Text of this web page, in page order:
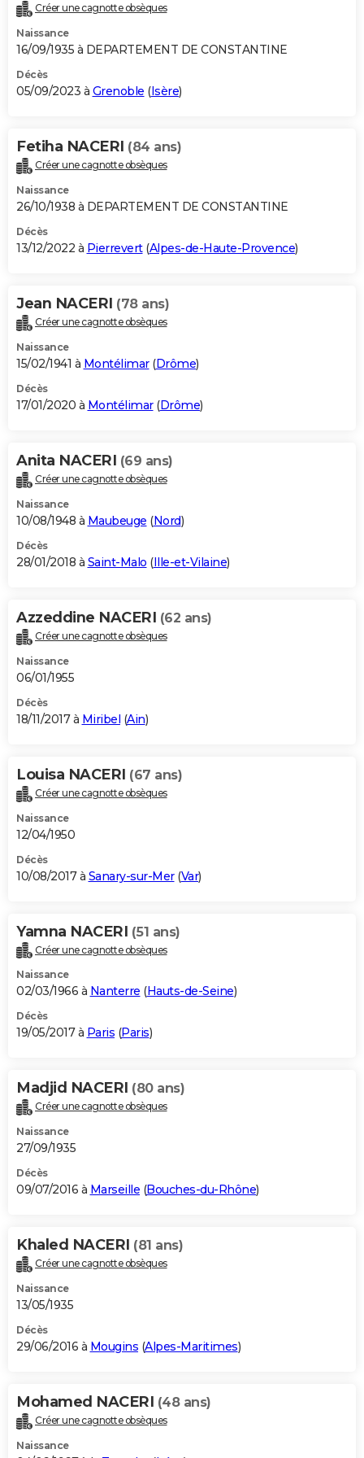
Créer une cagnotte obsèques
Naissance
16/09/1935 à DEPARTEMENT DE CONSTANTINE
Décès
05/09/2023 à Grenoble (Isère)
Fetiha NACERI (84 ans)
Créer une cagnotte obsèques
Naissance
26/10/1938 à DEPARTEMENT DE CONSTANTINE
Décès
13/12/2022 à Pierrevert(Alpes-de-Haute-Provence)
Jean NACERI (78 ans)
Créer une cagnotte obsèques
Naissance
15/02/1941 à Montélimar(Drôme)
Décès
17/01/2020 à Montélimar(Drôme)
Anita NACERI (69 ans)
Créer une cagnotte obsèques
Naissance
10/08/1948 à Maubeuge (Nord)
Décès
28/01/2018 à Saint-Malo (Ille-et-Vilaine)
Azzeddine NACERI (62 ans)
Créer une cagnotte obsèques
Naissance
06/01/1955
Décès
18/11/2017 à Miribel (Ain)
Louisa NACERI (67 ans)
Créer une cagnotte obsèques
Naissance
12/04/1950
Décès
10/08/2017 à Sanary-sur-Mer(Var)
Yamna NACERI (51 ans)
Créer une cagnotte obsèques
Naissance
02/03/1966 à Nanterre (Hauts-de-Seine)
Décès
19/05/2017 à Paris (Paris)
Madjid NACERI (80 ans)
Créer une cagnotte obsèques
Naissance
27/09/1935
Décès
09/07/2016 à Marseille (Bouches-du-Rhône)
Khaled NACERI (81 ans)
Créer une cagnotte obsèques
Naissance
13/05/1935
Décès
29/06/2016 à Mougins (Alpes-Maritimes)
Mohamed NACERI (48 ans)
Créer une cagnotte obsèques
Naissance